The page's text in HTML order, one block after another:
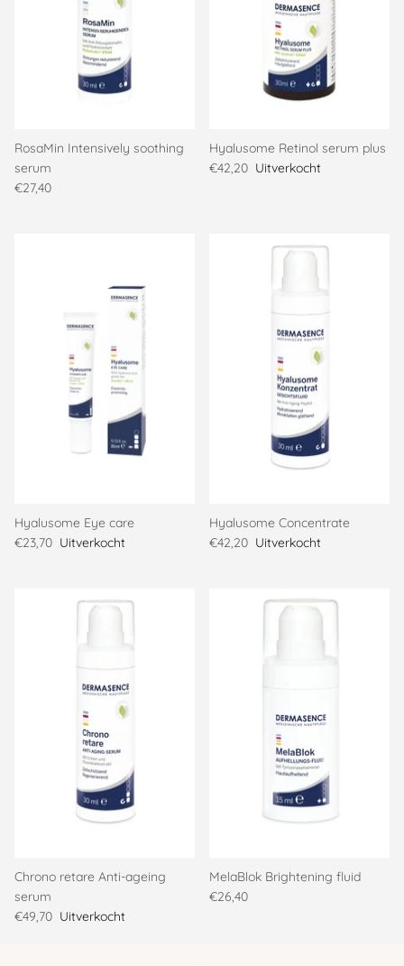
RosaMin Intensively soothing
serum
€27,40
Hyalusome Retinol serum plus
€42,20 Uitverkocht
Hyalusome Eye care
€23,70 Uitverkocht
Hyalusome Concentrate
€42,20 Uitverkocht
Chrono retare Anti-ageing
serum
€49,70 Uitverkocht
MelaBlok Brightening fluid
€26,40